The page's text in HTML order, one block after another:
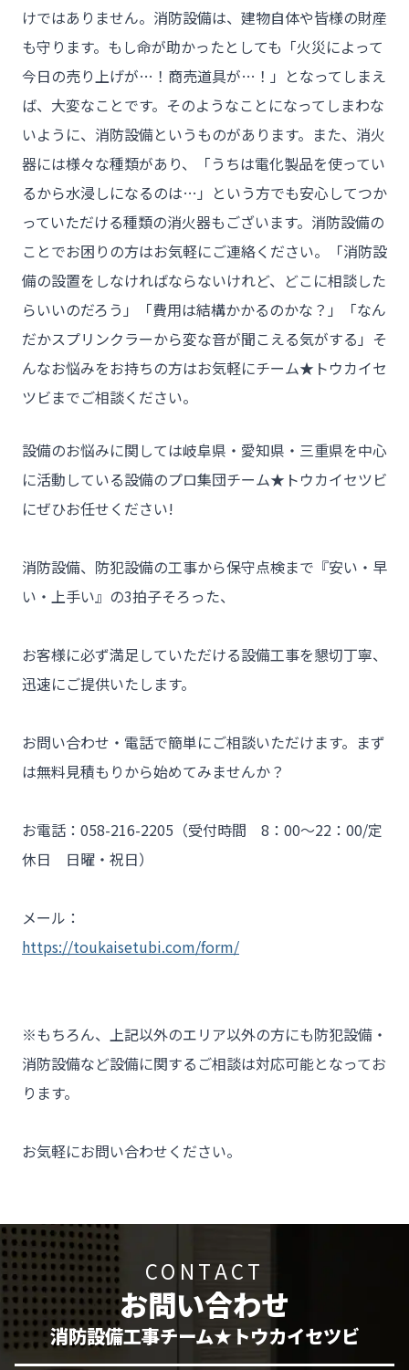
チーム★トウカイセツビ
- HOME
- トウカイセツビについて
- トウカイセツビが選ばれる理由
- 介護施設事業者様
- 工事業者様
- 施工事例
- ブログ＆ニュース
- お問い合わせ
けではありません。消防設備は、建物自体や皆様の財産
も守ります。もし命が助かったとしても「火災によって
今日の売り上げが…！商売道具が…！」となってしまえ
ば、大変なことです。そのようなことになってしまわな
いように、消防設備というものがあります。また、消火
器には様々な種類があり、「うちは電化製品を使ってい
るから水浸しになるのは…」という方でも安心してつか
っていただける種類の消火器もございます。消防設備の
ことでお困りの方はお気軽にご連絡ください。「消防設
備の設置をしなければならないけれど、どこに相談した
らいいのだろう」「費用は結構かかるのかな？」「なん
だかスプリンクラーから変な音が聞こえる気がする」そ
んなお悩みをお持ちの方はお気軽にチーム★トウカイセ
ツビまでご相談ください。
設備のお悩みに関しては岐阜県・愛知県・三重県を中心
に活動している設備のプロ集団チーム★トウカイセツビ
にぜひお任せください!
消防設備、防犯設備の工事から保守点検まで『安い・早
い・上手い』の3拍子そろった、
お客様に必ず満足していただける設備工事を懇切丁寧、
迅速にご提供いたします。
お問い合わせ・電話で簡単にご相談いただけます。まず
は無料見積もりから始めてみませんか？
お電話：058-216-2205（受付時間　8：00～22：00/定
休日　日曜・祝日）
メール：
https://toukaisetubi.com/form/
※もちろん、上記以外のエリア以外の方にも防犯設備・
消防設備など設備に関するご相談は対応可能となってお
ります。
お気軽にお問い合わせください。
CONTACT
お問い合わせ
消防設備工事チーム★トウカイセツビ